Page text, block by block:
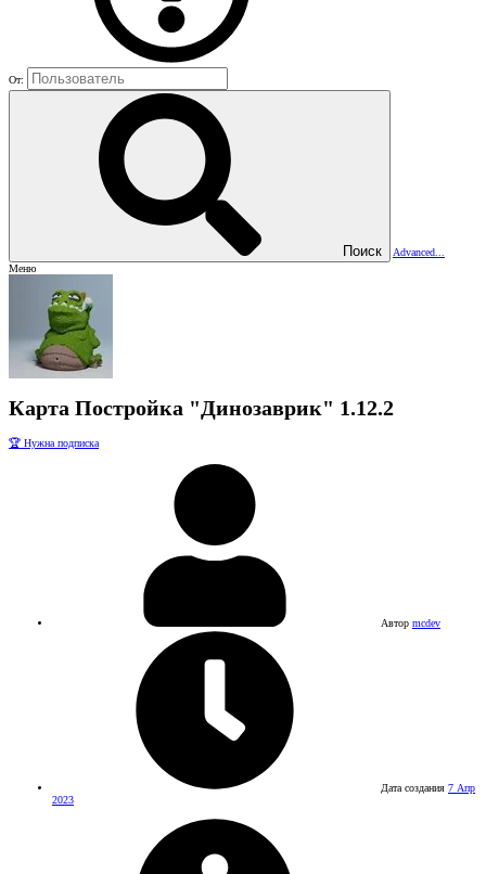
От:
Поиск
Advanced...
Меню
Карта Постройка "Динозаврик" 1.12.2
🏆 Нужна подписка
Автор mcdev
Дата создания 7 Апр
2023